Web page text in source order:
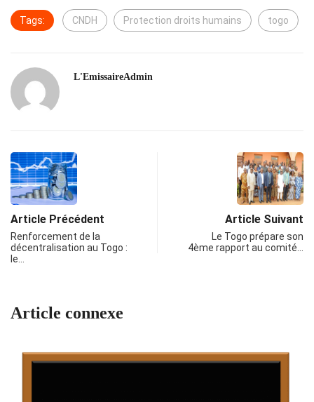
Tags: CNDH Protection droits humains togo
L'EmissaireAdmin
Article Précédent
Renforcement de la
décentralisation au Togo :
le…
Article Suivant
Le Togo prépare son
4ème rapport au comité…
Article connexe